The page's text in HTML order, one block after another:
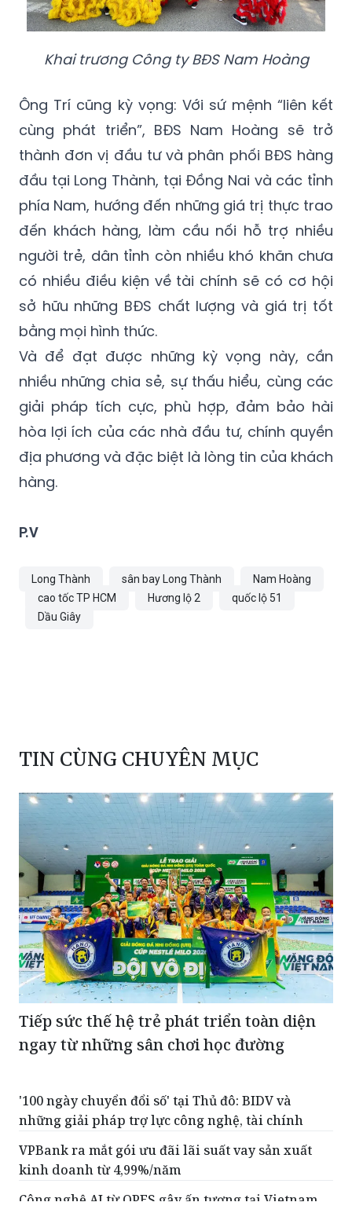
Khai trương Công ty BĐS Nam Hoàng
Ông Trí cũng kỳ vọng: Với sứ mệnh “liên kết
cùng phát triển”, BĐS Nam Hoàng sẽ trở
thành đơn vị đầu tư và phân phối BĐS hàng
đầu tại Long Thành, tại Đồng Nai và các tỉnh
phía Nam, hướng đến những giá trị thực trao
đến khách hàng, làm cầu nối hỗ trợ nhiều
người trẻ, dân tỉnh còn nhiều khó khăn chưa
có nhiều điều kiện về tài chính sẽ có cơ hội
sở hữu những BĐS chất lượng và giá trị tốt
bằng mọi hình thức.
Và để đạt được những kỳ vọng này, cần
nhiều những chia sẻ, sự thấu hiểu, cùng các
giải pháp tích cực, phù hợp, đảm bảo hài
hòa lợi ích của các nhà đầu tư, chính quyền
địa phương và đặc biệt là lòng tin của khách
hàng.
P.V
Long Thành sân bay Long Thành
Nam Hoàng
cao tốc TP HCM
Hương lộ 2
quốc lộ 51
Dầu Giây
TIN CÙNG CHUYÊN MỤC
Tiếp sức thế hệ trẻ phát triển toàn diện
ngay từ những sân chơi học đường
'100 ngày chuyển đổi số' tại Thủ đô: BIDV và
những giải pháp trợ lực công nghệ, tài chính
VPBank ra mắt gói ưu đãi lãi suất vay sản xuất
kinh doanh từ 4,99%/năm
Công nghệ AI từ OPES gây ấn tượng tại Vietnam